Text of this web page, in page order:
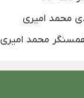
محمد امیری
محمد امیری